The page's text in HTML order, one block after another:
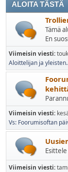
ALOITA TÄSTÄ
Tämä
En
Viimeisin viesti:
Aloittelijan ja
Viimeisin viesti:
Vs: Foorumisoftan
Viimeisin viesti: